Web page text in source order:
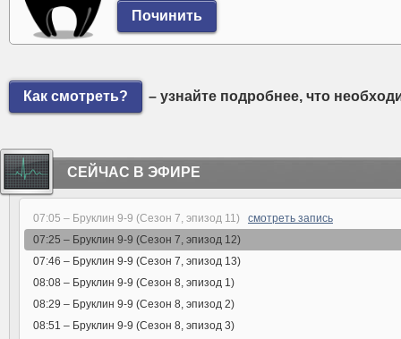
Как смотреть? – узнайте подробнее, что
СЕЙЧАС В ЭФИРЕ
07:05 – Бруклин 9-9 (Сезон 7, эпизод 11) смотреть запись
07:25 – Бруклин 9-9 (Сезон 7, эпизод 12)
07:46 – Бруклин 9-9 (Сезон 7, эпизод 13)
08:08 – Бруклин 9-9 (Сезон 8, эпизод 1)
08:29 – Бруклин 9-9 (Сезон 8, эпизод 2)
08:51 – Бруклин 9-9 (Сезон 8, эпизод 3)